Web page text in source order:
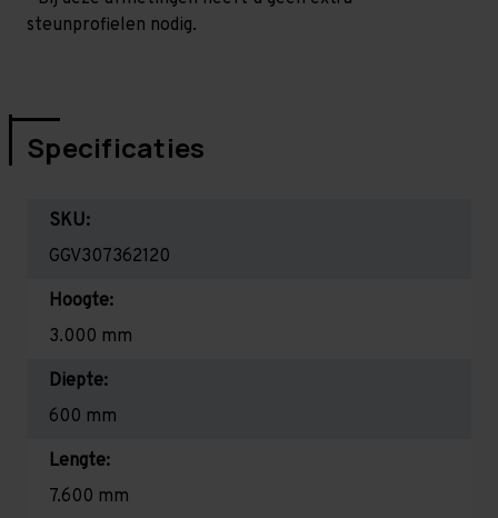
steunprofielen nodig.
Specificaties
SKU:
GGV307362120
Hoogte:
3.000 mm
Diepte:
600 mm
Lengte:
7.600 mm